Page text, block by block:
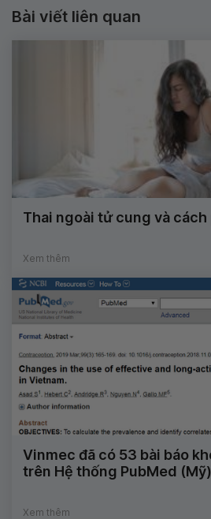
Bài viết liên quan
Thai ngoài tử cung và
Xem thêm
Vinmec đã có 53 bài báo
trên Hệ thống PubMed
Xem thêm